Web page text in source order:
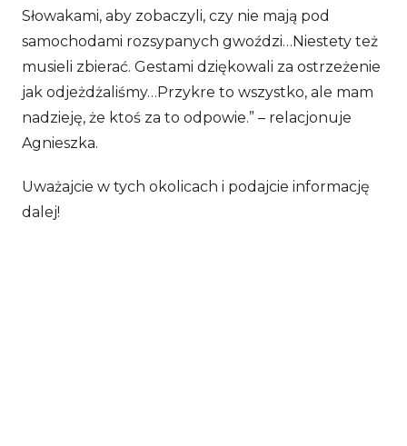
Słowakami, aby zobaczyli, czy nie mają pod
samochodami rozsypanych gwoździ…Niestety też
musieli zbierać. Gestami dziękowali za ostrzeżenie
jak odjeżdżaliśmy…Przykre to wszystko, ale mam
nadzieję, że ktoś za to odpowie.” – relacjonuje
Agnieszka.
Uważajcie w tych okolicach i podajcie informację
dalej!